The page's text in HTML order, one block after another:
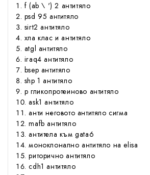
f (ab \ ') 2 антитяло
psd 95 антитяло
sirt2 антитяло
хла клас и антитяло
atgl антитяло
iraq4 антитяло
bsep антитяло
shp 1 антитяло
р гликопротеиново антитяло
ask1 антитяло
анти неговото антитяло сигма
mafb антитяло
антитела към gata6
моноклонално антитяло на elisa
риторично антитяло
cdh1 антитяло